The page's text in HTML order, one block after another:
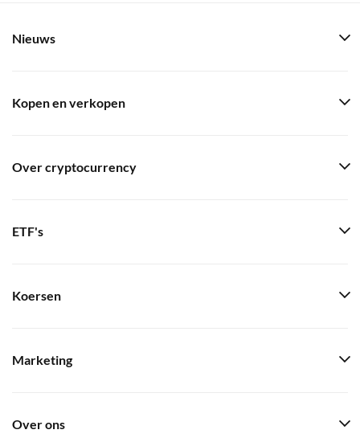
Nieuws
Kopen en verkopen
Over cryptocurrency
ETF's
Koersen
Marketing
Over ons